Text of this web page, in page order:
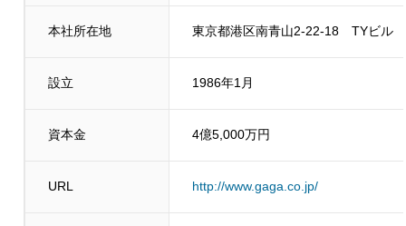
本社所在地 東京都港区南青山2-22-18 TYビル
設立 1986年1月
資本金 4億5,000万円
URL http://www.gaga.co.jp/